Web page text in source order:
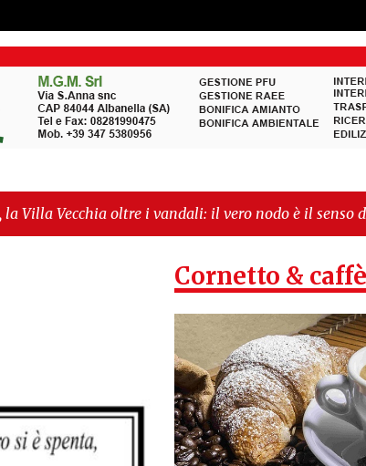
i vandali: il vero nodo è il senso di comunità" -
“Serve chiarezza!”"
Cornetto & caffè